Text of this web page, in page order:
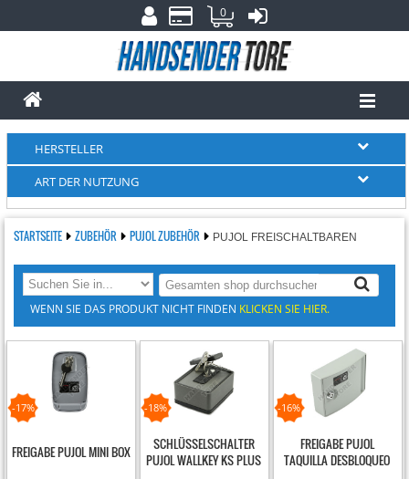
0
HERSTELLER
ART DER NUTZUNG
STARTSEITE ZUBEHÖR PUJOL ZUBEHÖR PUJOL FREISCHALTBAREN
WENN SIE DAS PRODUKT NICHT FINDEN KLICKEN SIE HIER.
-17%
FREIGABE PUJOL MINI BOX
-18%
SCHLÜSSELSCHALTER
PUJOL WALLKEY KS PLUS
-16%
FREIGABE PUJOL
TAQUILLA DESBLOQUEO